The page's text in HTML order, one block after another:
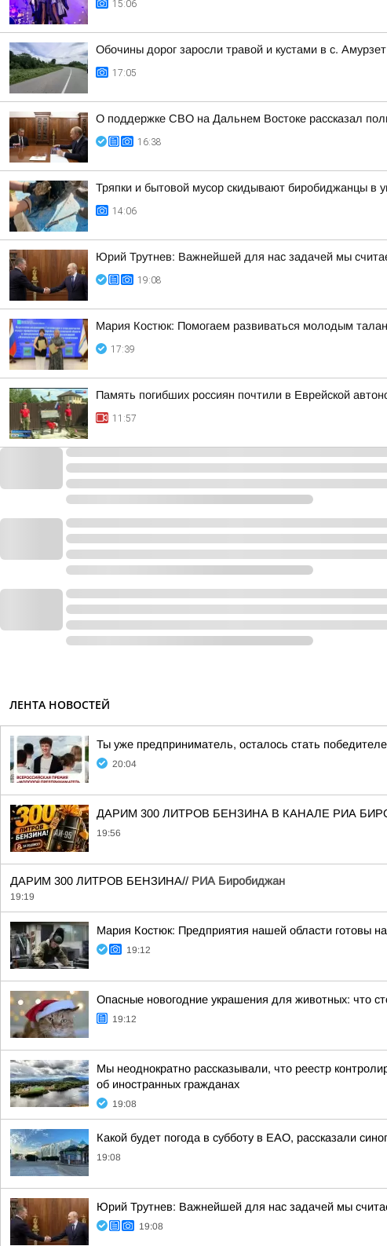
15:06
Обочины дорог заросли травой и кустами в с.
17:05
О поддержке СВО на Дальнем Востоке рассказал
16:38
Тряпки и бытовой мусор скидывают биробиджанцы в
14:06
Юрий Трутнев: Важнейшей для нас задачей мы
19:08
Мария Костюк: Помогаем развиваться молодым
17:39
Память погибших россиян почтили в Еврейской
11:57
ЛЕНТА НОВОСТЕЙ
Ты уже предприниматель, осталось стать
20:04
ДАРИМ 300 ЛИТРОВ БЕНЗИНА В КАНАЛЕ РИА
19:56
ДАРИМ 300 ЛИТРОВ БЕНЗИНА// РИА Биробиджан
19:19
Мария Костюк: Предприятия нашей области готовы
19:12
Опасные новогодние украшения для животных: что
19:12
Мы неоднократно рассказывали, что реестр
об иностранных гражданах
19:08
Какой будет погода в субботу в ЕАО, рассказали
19:08
Юрий Трутнев: Важнейшей для нас задачей мы
19:08